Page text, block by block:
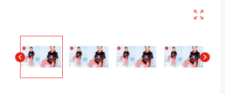

 